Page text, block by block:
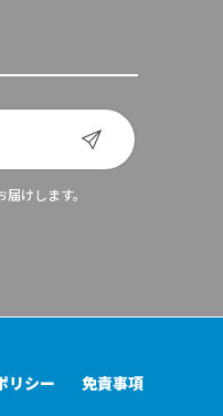
けします。
リシー 免責事項